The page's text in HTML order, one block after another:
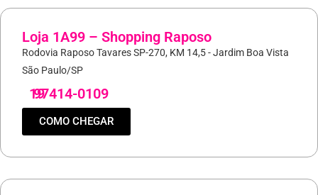
Loja 1A99 – Shopping Raposo
Rodovia Raposo Tavares SP-270, KM 14,5 - Jardim Boa Vista
São Paulo/SP
19
97414-0109
COMO CHEGAR